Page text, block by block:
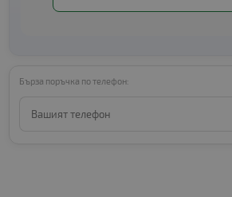
Бърза поръчка по телефон: